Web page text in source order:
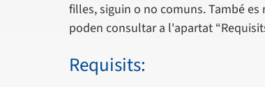
filles, siguin o no comuns. També
poden consultar a l'apartat
Requisits: